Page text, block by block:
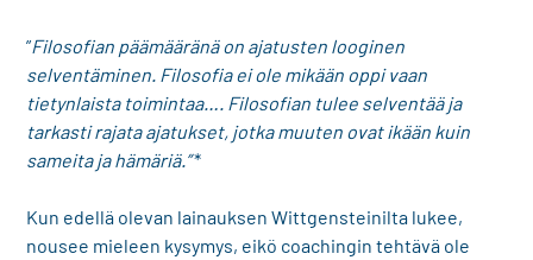
”Filosofian päämääränä on ajatusten looginen
selventäminen. Filosofia ei ole mikään oppi vaan
tietynlaista toimintaa…. Filosofian tulee selventää ja
tarkasti rajata ajatukset, jotka muuten ovat ikään kuin
sameita ja hämäriä.”*
Kun edellä olevan lainauksen Wittgensteinilta lukee,
nousee mieleen kysymys, eikö coachingin tehtävä ole